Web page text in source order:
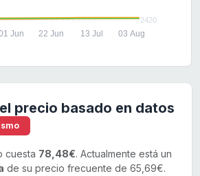
2420
Jun 22 Jun 13 Jul 03 Aug
precio basado en datos
cuesta 78,48€. Actualmente está un
de su precio frecuente de 65,69€.